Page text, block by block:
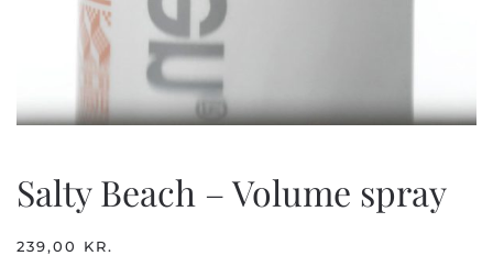
Salty Beach – Volume spray
239,00 KR.